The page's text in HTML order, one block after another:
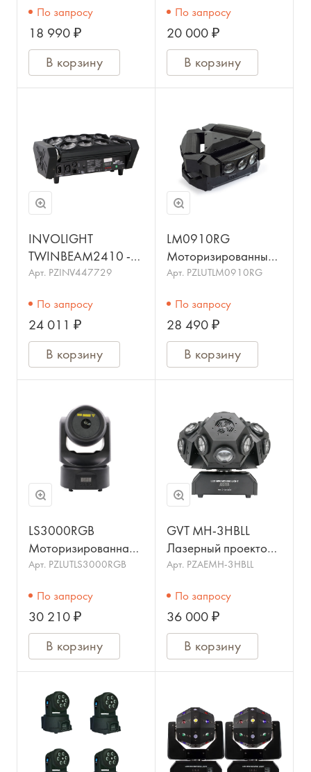
По запросу
18 990 ₽
В корзину
По запросу
20 000 ₽
В корзину
INVOLIGHT
TWINBEAM2410 -
светодиодная
панель 2 в 1, 8х
10Вт белый
светодиод, DMX-512
Арт. PZINV447729
По запросу
24 011 ₽
В корзину
LM0910RG
Моторизированный
прожектор смены
(колорчэнджер)
паук, с лазером,
9х10Вт, BIG DIPPER
Арт. PZLUTLM0910RG
По запросу
28 490 ₽
В корзину
LS3000RGB
Моторизированная
лазерная
"голова", BIG DIPPER
Арт. PZLUTLS3000RGB
По запросу
30 210 ₽
В корзину
GVT MH-3HBLL
Лазерный проектор
18x10Вт
Арт. PZAEMH-3HBLL
По запросу
36 000 ₽
В корзину